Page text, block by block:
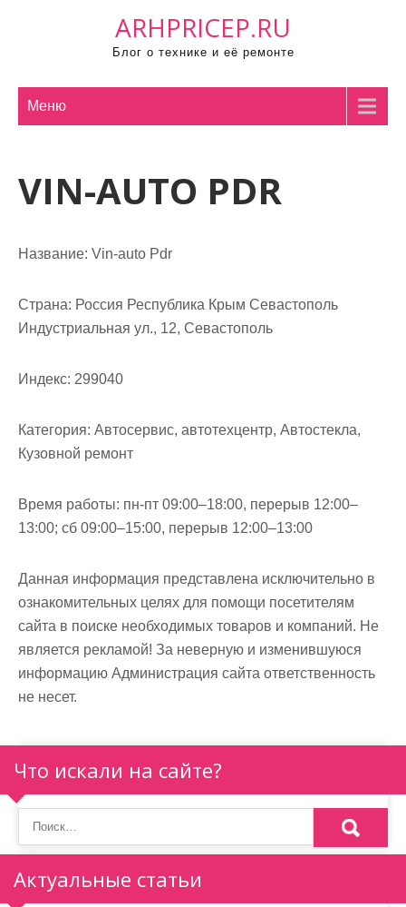
ARHPRICEP.RU
Блог о технике и её ремонте
Меню
VIN-AUTO PDR
Название: Vin-auto Pdr
Страна: Россия Республика Крым Севастополь
Индустриальная ул., 12, Севастополь
Индекс: 299040
Категория: Автосервис, автотехцентр, Автостекла,
Кузовной ремонт
Время работы: пн-пт 09:00–18:00, перерыв 12:00–
13:00; сб 09:00–15:00, перерыв 12:00–13:00
Данная информация представлена исключительно в
ознакомительных целях для помощи посетителям
сайта в поиске необходимых товаров и компаний. Не
является рекламой! За неверную и изменившуюся
информацию Администрация сайта ответственность
не несет.
Что искали на сайте?
Актуальные статьи